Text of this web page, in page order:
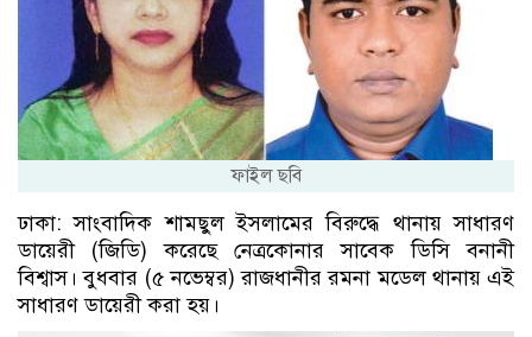
ফাইল ছবি
ঢাকা: সাংবাদিক শামছুল ইসলামের বিরুদ্ধে থানায় সাধারণ
ডায়েরী (জিডি) করেছে নেত্রকোনার সাবেক ডিসি বনানী
বিশ্বাস। বুধবার (৫ নভেম্বর) রাজধানীর রমনা মডেল থানায় এই
সাধারণ ডায়েরী করা হয়।